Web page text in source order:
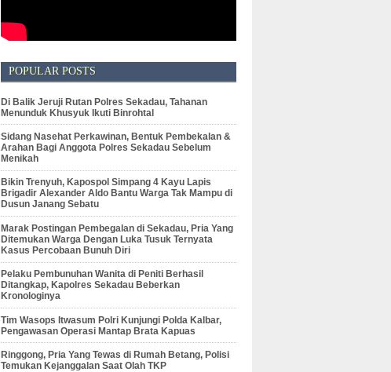
POPULAR POSTS
Di Balik Jeruji Rutan Polres Sekadau, Tahanan
Menunduk Khusyuk Ikuti Binrohtal
Sidang Nasehat Perkawinan, Bentuk Pembekalan &
Arahan Bagi Anggota Polres Sekadau Sebelum
Menikah
Bikin Trenyuh, Kapospol Simpang 4 Kayu Lapis
Brigadir Alexander Aldo Bantu Warga Tak Mampu di
Dusun Janang Sebatu
Marak Postingan Pembegalan di Sekadau, Pria Yang
Ditemukan Warga Dengan Luka Tusuk Ternyata
Kasus Percobaan Bunuh Diri
Pelaku Pembunuhan Wanita di Peniti Berhasil
Ditangkap, Kapolres Sekadau Beberkan
Kronologinya
Tim Wasops Itwasum Polri Kunjungi Polda Kalbar,
Pengawasan Operasi Mantap Brata Kapuas
Ringgong, Pria Yang Tewas di Rumah Betang, Polisi
Temukan Kejanggalan Saat Olah TKP